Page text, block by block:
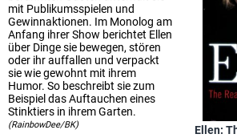
Ellen:
mit Publikumsspielen und
Gewinnaktionen. Im Monolog am
Anfang ihrer Show berichtet Ellen
über Dinge sie bewegen, stören
oder ihr auffallen und verpackt
sie wie gewohnt mit ihrem
Humor. So beschreibt sie zum
Beispiel das Auftauchen eines
Stinktiers in ihrem Garten.
(RainbowDee/BK)